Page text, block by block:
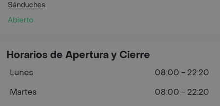
Sánduches
Abierto
Horarios de Apertura y Cierre
Lunes
08:00 - 22:20
Martes
08:00 - 22:20